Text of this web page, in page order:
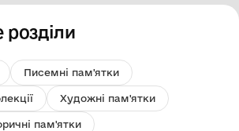
розділи
Писемні пам'ятки
Художні пам'ятки
пам'ятки